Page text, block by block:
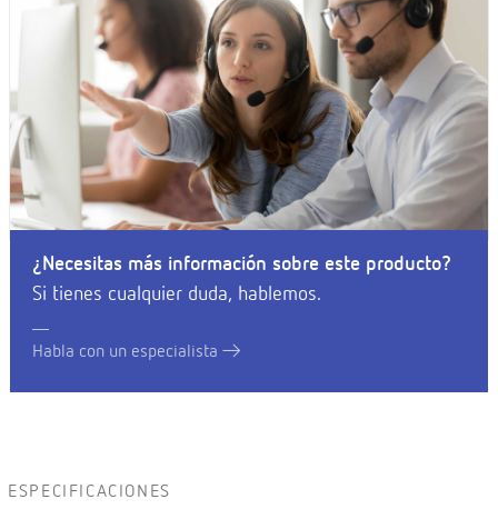
¿Necesitas más información sobre este producto?
Si tienes cualquier duda, hablemos.
Habla con un especialista
ESPECIFICACIONES